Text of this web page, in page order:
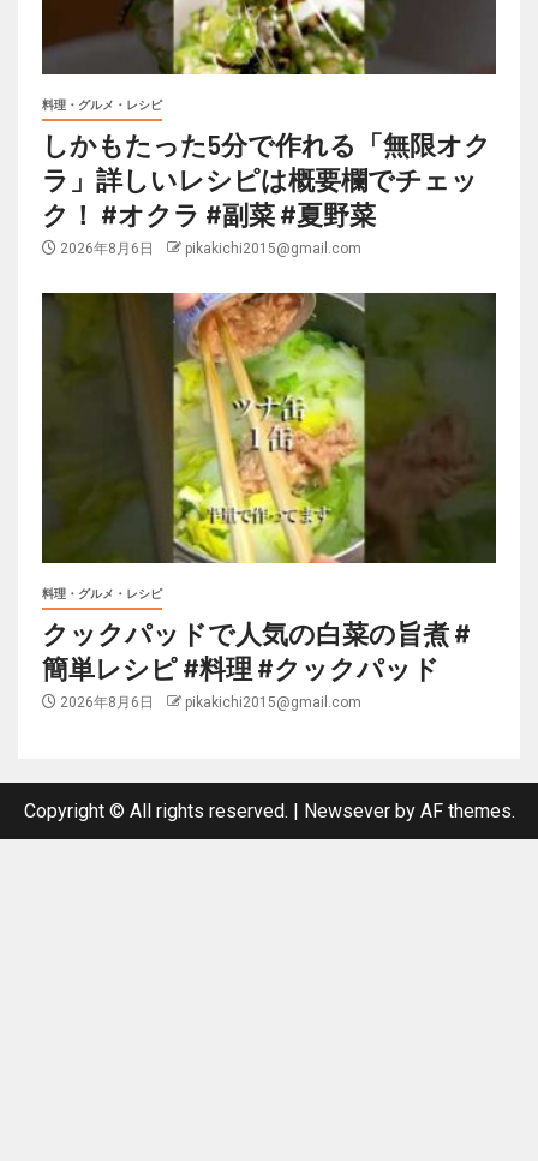
料理・グルメ・レシピ
しかもたった5分で作れる「無限オク
ラ」詳しいレシピは概要欄でチェッ
ク！ #オクラ #副菜 #夏野菜
2026年8月6日 pikakichi2015@gmail.com
料理・グルメ・レシピ
クックパッドで人気の白菜の旨煮 #
簡単レシピ #料理 #クックパッド
2026年8月6日 pikakichi2015@gmail.com
Copyright © All rights reserved. | Newseverby AF themes.